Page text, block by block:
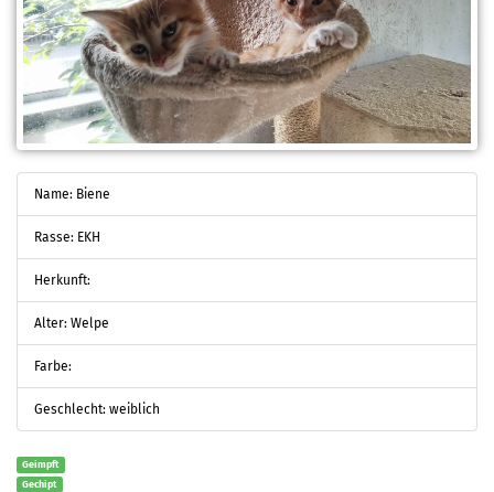
Name: Biene
Rasse: EKH
Herkunft:
Alter: Welpe
Farbe:
Geschlecht: weiblich
Geimpft
Gechipt